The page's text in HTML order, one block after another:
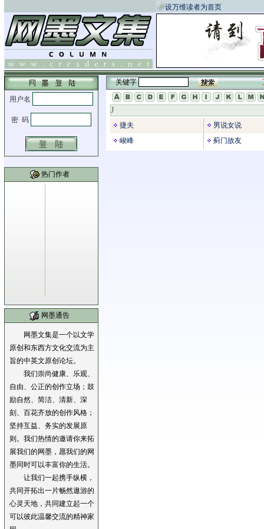
设万维读者为首页
热门作者
网墨通告
网墨文集是一个以文学
原创和东西方文化交流为主
旨的中英文原创论坛。
我们崇尚健康、乐观、
自由、公正的创作立场；鼓
励自然、简洁、清新、深
刻、百花齐放的创作风格；
坚持互益、务实的发展原
则。我们热情的邀请你来拓
展我们的网墨，愿我们的网
墨同时可以丰富你的生活。
让我们一起携手纵横，
共同开拓出一片畅然遨游的
心灵天地，共同建立起一个
可以彼此温馨交流的精神家
关键字
J
捷夫
男说女说
峻峰
蓟门故友